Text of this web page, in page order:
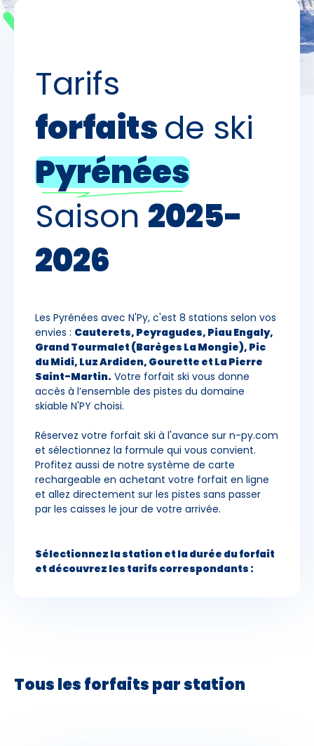
Enfants
- de 17 ans
-
Avec assurance ?
?
Tarifs
forfaitsde ski
Pyrénées
Saison 2025-
2026
Les Pyrénées avec N'Py, c'est 8 stations selon vos
envies : Cauterets, Peyragudes, Piau Engaly,
Grand Tourmalet (Barèges La Mongie), Pic
du Midi, Luz Ardiden, Gourette et La Pierre
Saint-Martin. Votre forfait ski vous donne
accès à l’ensemble des pistes du domaine
skiable N'PY choisi.
Réservez votre forfait ski à l'avance sur n-py.com
et sélectionnez la formule qui vous convient.
Profitez aussi de notre système de carte
rechargeable en achetant votre forfait en ligne
et allez directement sur les pistes sans passer
par les caisses le jour de votre arrivée.
Sélectionnez la station et la durée du forfait
et découvrez les tarifs correspondants :
Tous les forfaits par station